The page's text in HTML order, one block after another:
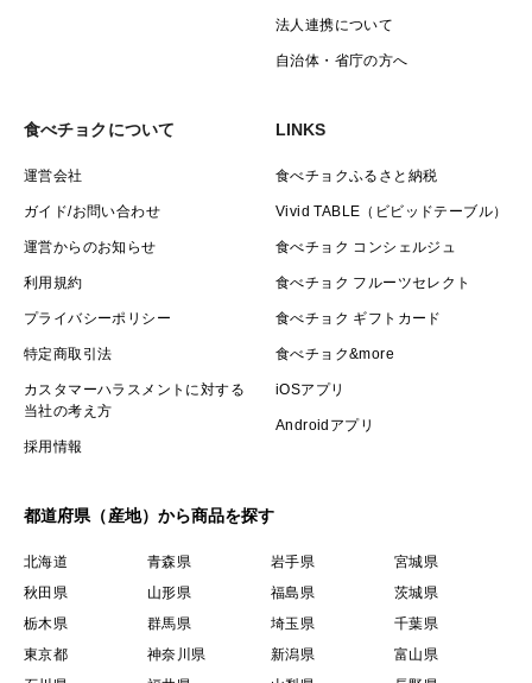
法人連携について
自治体・省庁の方へ
食べチョクについて
運営会社
ガイド/お問い合わせ
運営からのお知らせ
利用規約
プライバシーポリシー
特定商取引法
カスタマーハラスメントに対する
当社の考え方
採用情報
LINKS
食べチョクふるさと納税
Vivid TABLE（ビビッドテーブル）
食べチョク コンシェルジュ
食べチョク フルーツセレクト
食べチョク ギフトカード
食べチョク&more
iOSアプリ
Androidアプリ
都道府県（産地）から商品を探す
北海道 青森県 岩手県
宮城県
秋田県
山形県 福島県
茨城県
栃木県
群馬県 埼玉県
千葉県
東京都
神奈川県 新潟県
富山県